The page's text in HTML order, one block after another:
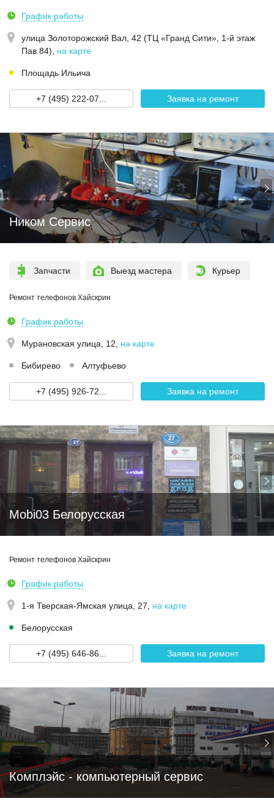
График работы
улица Золоторожский Вал, 42 (ТЦ «Гранд Сити», 1-й этаж
Пав.84)
на карте
Площадь Ильича
+7 (495) 222-07... Заявка на ремонт
Ником Сервис
Запчасти Выезд мастера Курьер
Ремонт телефонов Хайскрин
График работы
Мурановская улица, 12 на карте
Бибирево Алтуфьево
+7 (495) 926-72... Заявка на ремонт
Mobi03 Белорусская
Ремонт телефонов Хайскрин
График работы
1-я Тверская-Ямская улица, 27 на карте
Белорусская
+7 (495) 646-86... Заявка на ремонт
Комплэйс - компьютерный сервис